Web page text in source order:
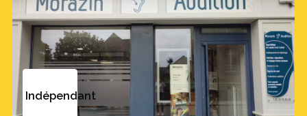
Indépendant